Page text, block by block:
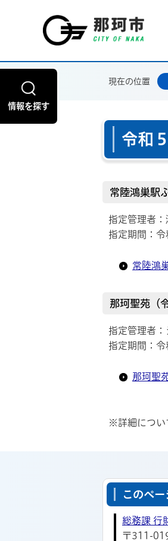
情報を探す
現在の位置
令和
常陸鴻巣駅
指定管理者
指定期間：
常陸鴻
那珂聖苑（
指定管理者
指定期間：
那珂聖
※詳細につい
このペ
総務課 行
〒311-